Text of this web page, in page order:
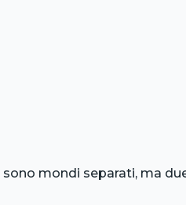
mondi separati, ma